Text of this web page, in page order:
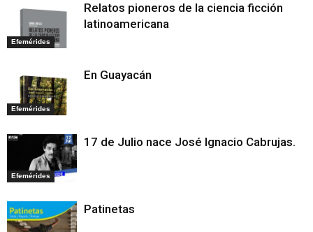
Efemérides
Relatos pioneros de la ciencia ficción
latinoamericana
Efemérides
En Guayacán
Efemérides
17 de Julio nace José Ignacio Cabrujas.
Patinetas